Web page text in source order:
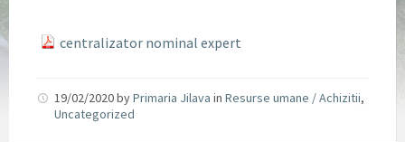
centralizator nominal expert
19/02/2020byPrimaria Jilava in Resurse umane / Achizitii,
Uncategorized